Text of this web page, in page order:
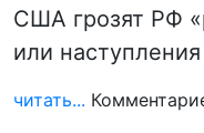
США грозят РФ
или
читать...